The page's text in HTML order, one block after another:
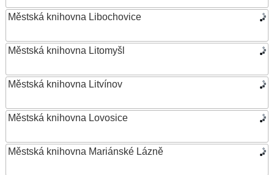
Městská knihovna Libochovice
Městská knihovna Litomyšl
Městská knihovna Litvínov
Městská knihovna Lovosice
Městská knihovna Mariánské Lázně